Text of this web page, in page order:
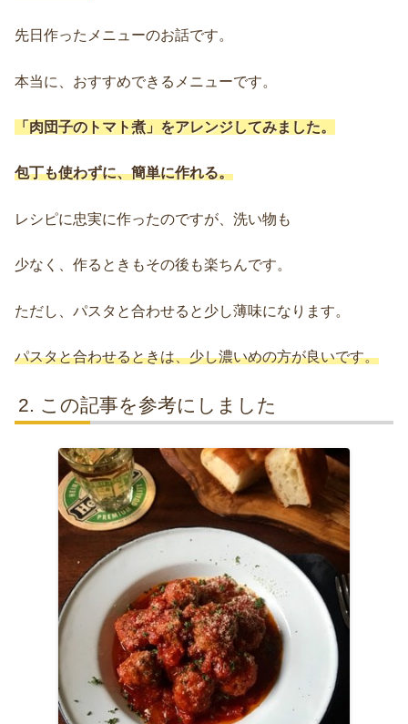
先日作ったメニューのお話です。
本当に、おすすめできるメニューです。
「肉団子のトマト煮」をアレンジしてみました。
包丁も使わずに、簡単に作れる。
レシピに忠実に作ったのですが、洗い物も
少なく、作るときもその後も楽ちんです。
ただし、パスタと合わせると少し薄味になります。
パスタと合わせるときは、少し濃いめの方が良いです。
この記事を参考にしました